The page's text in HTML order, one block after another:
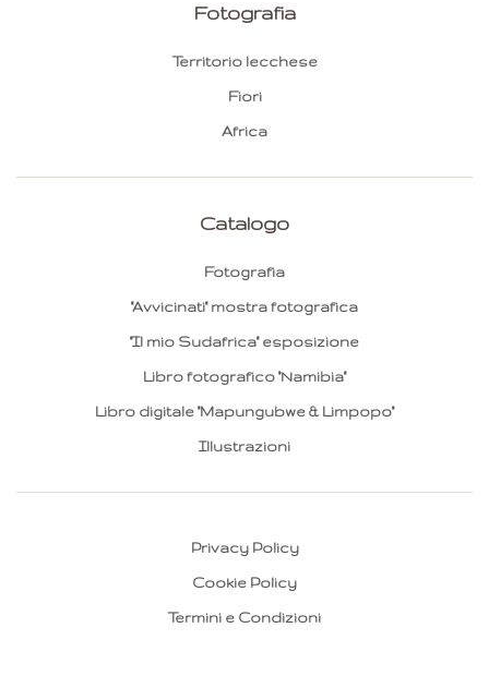
Fotografia
Territorio lecchese
Fiori
Africa
Catalogo
Fotografia
"Avvicinati" mostra fotografica
"Il mio Sudafrica" esposizione
Libro fotografico "Namibia"
Libro digitale "Mapungubwe & Limpopo"
Illustrazioni
Privacy Policy
Cookie Policy
Termini e Condizioni